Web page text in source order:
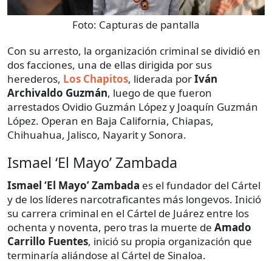
Foto: Capturas de pantalla
Con su arresto, la organización criminal se dividió en
dos facciones, una de ellas dirigida por sus
herederos, Los Chapitos, liderada porIván
Archivaldo Guzmán, luego de que fueron
arrestados Ovidio Guzmán López y Joaquín Guzmán
López. Operan en Baja California, Chiapas,
Chihuahua, Jalisco, Nayarit y Sonora.
Ismael ‘El Mayo’ Zambada
Ismael ‘El Mayo’ Zambada es el fundador del Cártel
y de los líderes narcotraficantes más longevos. Inició
su carrera criminal en el Cártel de Juárez entre los
ochenta y noventa, pero tras la muerte de Amado
Carrillo Fuentes, inició su propia organización que
terminaría aliándose al Cártel de Sinaloa.